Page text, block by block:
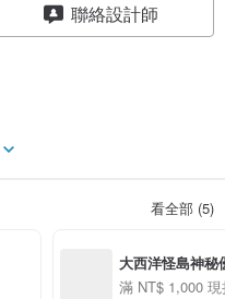
聯絡設計師
挖掘的有趣地方
品👀
看全部 (5)
大西洋怪島神秘
滿 NT$ 1,000